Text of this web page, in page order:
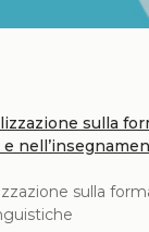
sulla
sulla